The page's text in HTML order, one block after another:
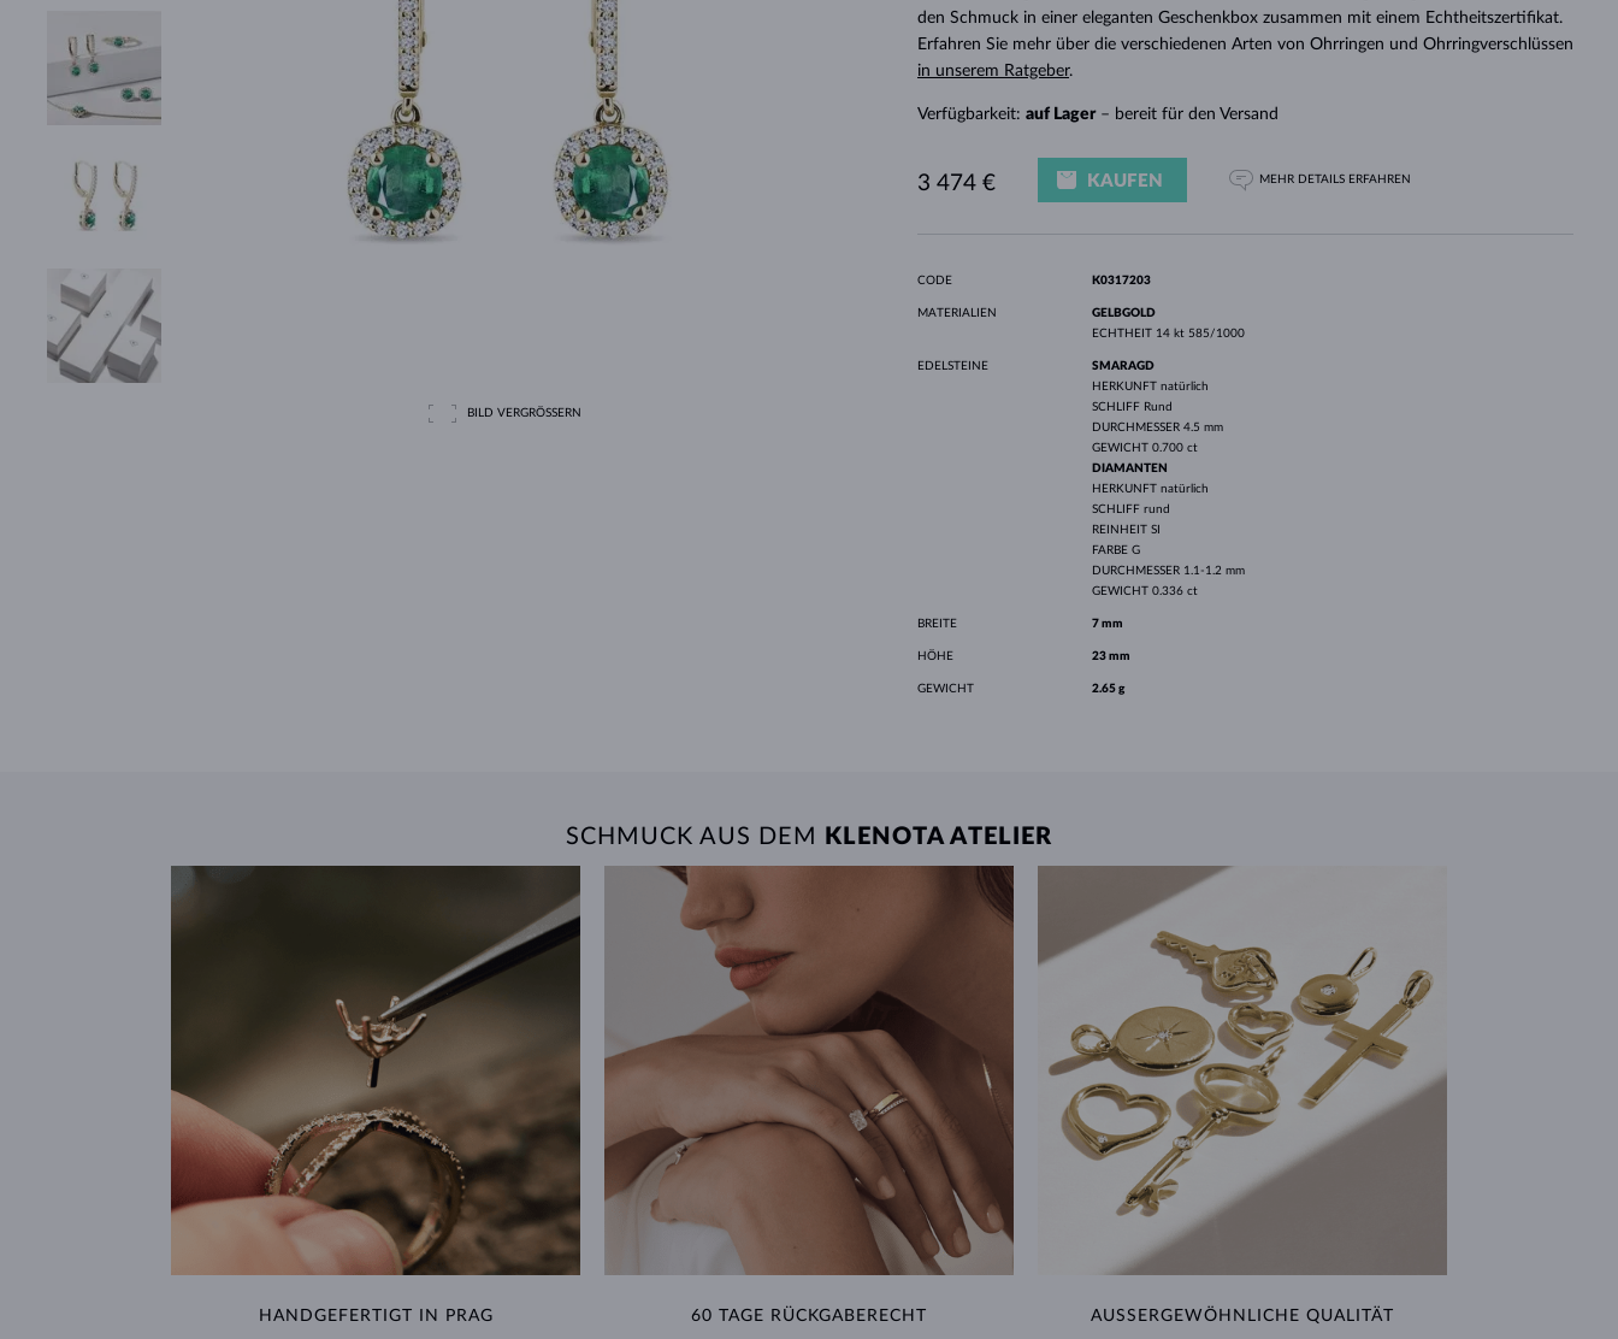
HALO-DESIGN
ORIGINELLE SETS
AMETHYSTE
EINZELOHRRINGE WEISSGOLD
GELBGOLD
ROSÉGOLD
EDELSTEINE ROSÉGOLD
MAGNETISCHE HALSKETTEN
DURCHSEHEN
SÜSSWASSERPERLEN
LÜNETTENFASSUNG WEISSGOLD
ROSÉGOLD
GRAVIERBARER SCHMUCK
LETNÍ VRSTVENÍ
FÜR DIE MUTTER GESCHENKIDEEN
BILD VERGRÖSSERN
den Schmuck in einer eleganten Geschenkbox zusammen mit einem Echtheitszertifikat.
Erfahren Sie mehr über die verschiedenen Arten von Ohrringen und Ohrringverschlüssen
in unserem Ratgeber.
Verfügbarkeit: auf Lager– bereit für den Versand
3 474 € KAUFEN MEHR DETAILS ERFAHREN
CODE K0317203
MATERIALIEN
GELBGOLD
ECHTHEIT 14 kt 585/1000
EDELSTEINE
SMARAGD
HERKUNFT natürlich
SCHLIFF Rund
DURCHMESSER 4.5 mm
GEWICHT 0.700 ct
DIAMANTEN
HERKUNFT natürlich
SCHLIFF rund
REINHEIT SI
FARBE G
DURCHMESSER 1.1-1.2 mm
GEWICHT 0.336 ct
BREITE 7 mm
HÖHE 23 mm
GEWICHT 2.65 g
SCHMUCK AUS DEM KLENOTA ATELIER
HANDGEFERTIGT IN PRAG 60 TAGE RÜCKGABERECHT AUSSERGEWÖHNLICHE QUALITÄT